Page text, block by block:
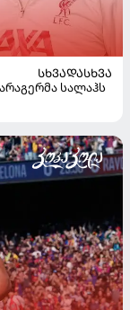
ᲡᲮᲕᲐᲓᲐᲡᲮᲕᲐ
სალაჰს